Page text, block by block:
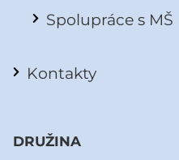
Spolupráce s MŠ
Kontakty
DRUŽINA